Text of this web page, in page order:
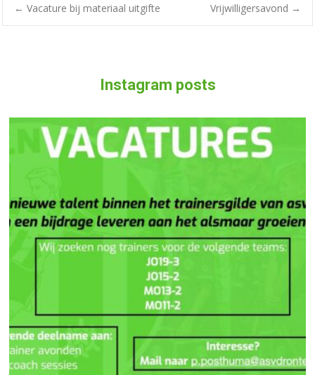
← Vacature bij materiaal uitgifte Vrijwilligersavond →
Instagram posts